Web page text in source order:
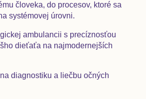
človeka, do procesov, ktoré sa
systémovej úrovni.
ambulancii s precíznosťou
dieťaťa na najmodernejších
diagnostiku a liečbu očných